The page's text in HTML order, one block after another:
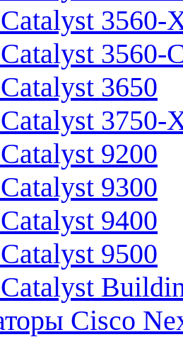
3560-
3560-
3650
3750-
9200
9300
9400
9500
Cisco